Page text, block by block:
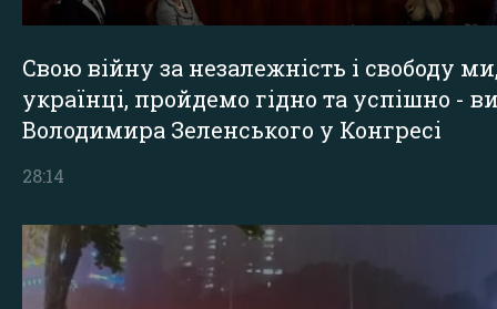
Свою війну за незалежність і свободу
українці, пройдемо гідно та успішно -
Володимира Зеленського у Конгресі
28:14